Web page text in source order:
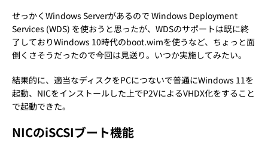
せっかくWindows Serverがあるので Windows Deployment
Services (WDS) を使おうと思ったが、WDSのサポートは既に終
了しておりWindows 10時代のboot.wimを使うなど、ちょっと面
倒くさそうだったので今回は見送り。いつか実施してみたい。
結果的に、適当なディスクをPCにつないで普通にWindows 11を
起動、NICをインストールした上でP2VによるVHDX化をすること
で起動できた。
NICのiSCSIブート機能